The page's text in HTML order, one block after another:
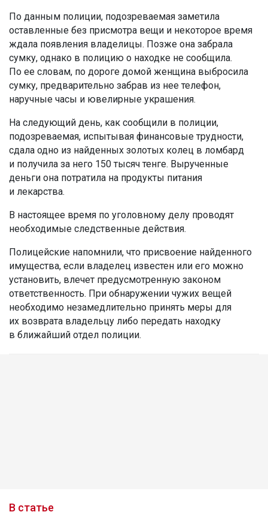
По данным полиции, подозреваемая заметила
оставленные без присмотра вещи и некоторое время
ждала появления владелицы. Позже она забрала
сумку, однако в полицию о находке не сообщила.
По ее словам, по дороге домой женщина выбросила
сумку, предварительно забрав из нее телефон,
наручные часы и ювелирные украшения.
На следующий день, как сообщили в полиции,
подозреваемая, испытывая финансовые трудности,
сдала одно из найденных золотых колец в ломбард
и получила за него 150 тысяч тенге. Вырученные
деньги она потратила на продукты питания
и лекарства.
В настоящее время по уголовному делу проводят
необходимые следственные действия.
Полицейские напомнили, что присвоение найденного
имущества, если владелец известен или его можно
установить, влечет предусмотренную законом
ответственность. При обнаружении чужих вещей
необходимо незамедлительно принять меры для
их возврата владельцу либо передать находку
в ближайший отдел полиции.
В статье